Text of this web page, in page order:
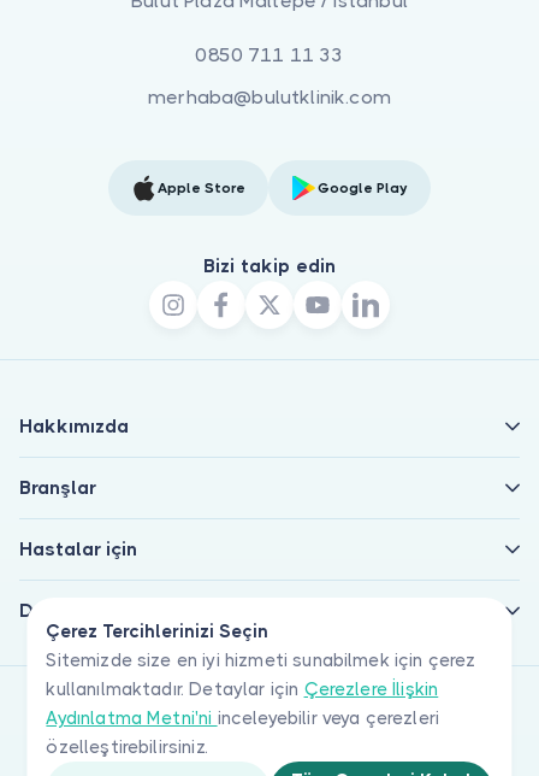
Çerez Tercihlerinizi Seçin
Sitemizde size en iyi hizmeti sunabilmek için çerez
kullanılmaktadır. Detaylar için Çerezlere İlişkin
Aydınlatma Metni'ni inceleyebilir veya çerezleri
özelleştirebilirsiniz.
0850 711 11 33
merhaba@bulutklinik.com
Apple Store Google Play
Bizi takip edin
Hakkımızda
Branşlar
Hastalar için
Doktorlar için